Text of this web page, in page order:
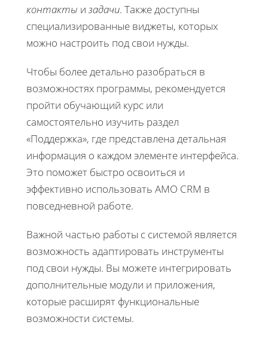
контакты и задачи. Также доступны
специализированные виджеты, которых
можно настроить под свои нужды.
Чтобы более детально разобраться в
возможностях программы, рекомендуется
пройти обучающий курс или
самостоятельно изучить раздел
«Поддержка», где представлена детальная
информация о каждом элементе интерфейса.
Это поможет быстро освоиться и
эффективно использовать AMO CRM в
повседневной работе.
Важной частью работы с системой является
возможность адаптировать инструменты
под свои нужды. Вы можете интегрировать
дополнительные модули и приложения,
которые расширят функциональные
возможности системы.